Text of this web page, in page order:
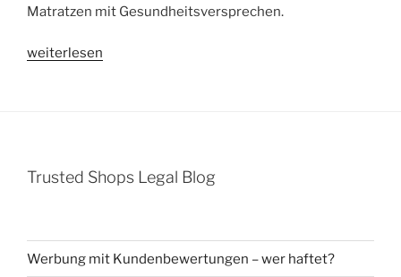
Matratzen mit Gesundheitsversprechen.
„Abmahnung
wegen
mit
Gesundheitsversprechen
weiterlesen
Trusted Shops Legal Blog
Werbung mit Kundenbewertungen – wer haftet?